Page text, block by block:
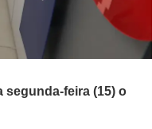
segunda-feira (15) o